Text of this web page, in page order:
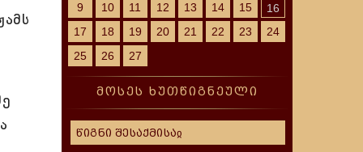
9
10 11 12 13 14 15
16
17
18 19 20 21 22 23
24
25
26 27
მოსეს ხუთწიგნეული
წიგნი შესაქმისაჲ